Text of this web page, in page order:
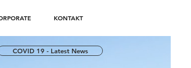
KONTAKT
COVID 19 - Latest News